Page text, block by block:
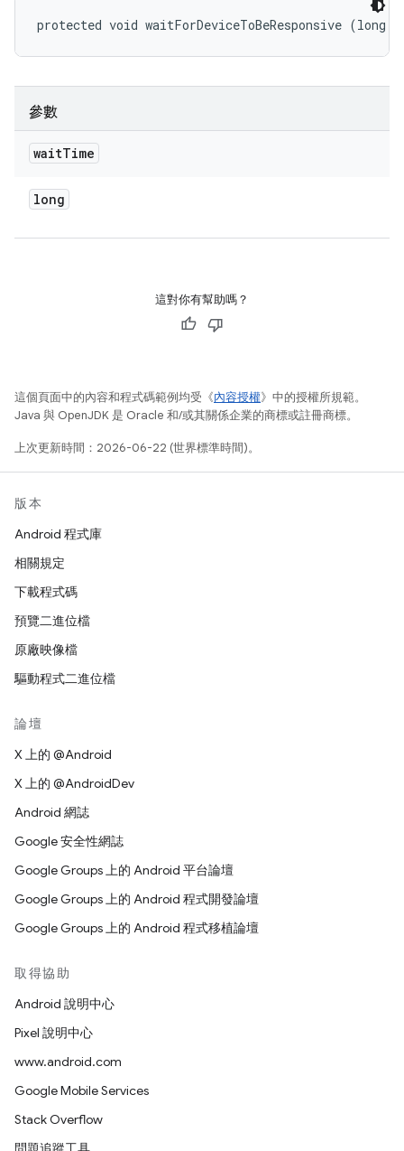
protected void waitForDeviceToBeResponsive (long
參數
waitTime
long
這對你有幫助嗎？
這個頁面中的內容和程式碼範例均受《內容授權》中的授權所規範。
Java 與 OpenJDK 是 Oracle 和/或其關係企業的商標或註冊商標。
上次更新時間：2026-06-22 (世界標準時間)。
版本
Android 程式庫
相關規定
下載程式碼
預覽二進位檔
原廠映像檔
驅動程式二進位檔
論壇
X 上的 @Android
X 上的 @AndroidDev
Android 網誌
Google 安全性網誌
Google Groups 上的 Android 平台論壇
Google Groups 上的 Android 程式開發論壇
Google Groups 上的 Android 程式移植論壇
取得協助
Android 說明中心
Pixel 說明中心
www.android.com
Google Mobile Services
Stack Overflow